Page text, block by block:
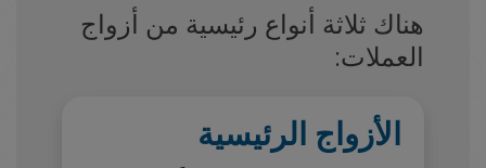
هناك ثلاثة أنواع رئيسية من أزواج
العملات:
الأزواج الرئيسية